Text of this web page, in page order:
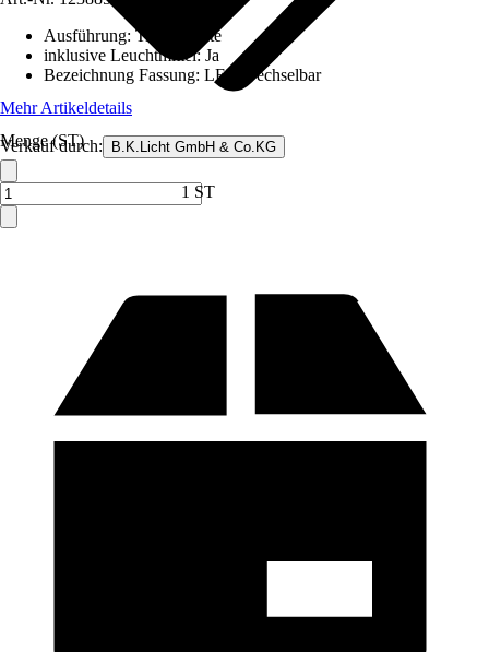
Verkauf durch: B.K.Licht GmbH & Co.KG
Ausführung:Tischleuchte
inklusive Leuchtmittel:Ja
Bezeichnung Fassung: LED wechselbar
Mehr Artikeldetails
Menge (ST)
1 ST